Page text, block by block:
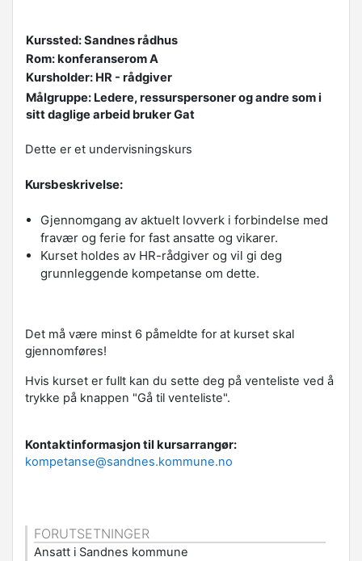
Kurssted: Sandnes rådhus
Rom: konferanserom A
Kursholder: HR - rådgiver
Målgruppe: Ledere, ressurspersoner og andre som i
sitt daglige arbeid bruker Gat
Dette er et undervisningskurs
Kursbeskrivelse:
Gjennomgang av aktuelt lovverk i forbindelse med
fravær og ferie for fast ansatte og vikarer.
Kurset holdes av HR-rådgiver og vil gi deg
grunnleggende kompetanse om dette.
Det må være minst 6 påmeldte for at kurset skal
gjennomføres!
Hvis kurset er fullt kan du sette deg på venteliste ved å
trykke på knappen "Gå til venteliste".
Kontaktinformasjon til kursarrangør:
kompetanse@sandnes.kommune.no
FORUTSETNINGER
Ansatt i Sandnes kommune